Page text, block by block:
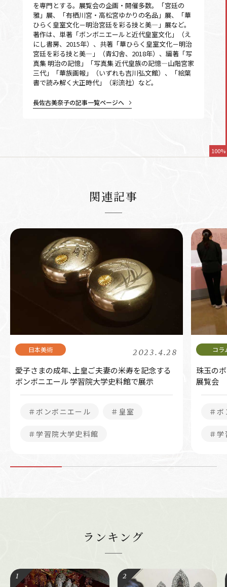
を専門とする。展覧会の企画・開催多数。「宮廷の
雅」展、「有栖川宮・高松宮ゆかりの名品」展、「華
ひらく皇室文化－明治宮廷を彩る技と美―」展など。
著作は、単著「ボンボニエールと近代皇室文化」（え
にし書房、2015年）、共著「華ひらく皇室文化－明治
宮廷を彩る技と美―」（青幻舎、2018年）、編著「写
真集 明治の記憶」「写真集 近代皇族の記憶―山階宮家
三代」「華族画報」（いずれも吉川弘文館）、「絵葉
書で読み解く大正時代」（彩流社）など。
長佐古美奈子の記事一覧ページへ
100%
関連記事
2023.4.28
愛子さまの成年､上皇ご夫妻の米寿を記念する
ボンボニエール 学習院大学史料館で展示
＃ボンボニエール ＃皇室
＃学習院大学史料館
珠玉の
展覧会
＃
＃
ランキング